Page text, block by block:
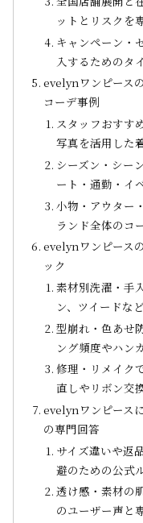
ットとリスクを
キャンペーン・
入するためのタ
evelynワンピース
コーデ事例
スタッフおすす
写真を活用した
シーズン・シー
ート・通勤・イ
小物・アウター
ランド全体のコ
evelynワンピース
ック
素材別洗濯・手
ン、ツイードな
型崩れ・色あせ
ング頻度やハン
修理・リメイク
直しやリボン交
evelynワンピース
の専門回答
サイズ違いや返
避のための公式
透け感・素材の
のユーザー声と